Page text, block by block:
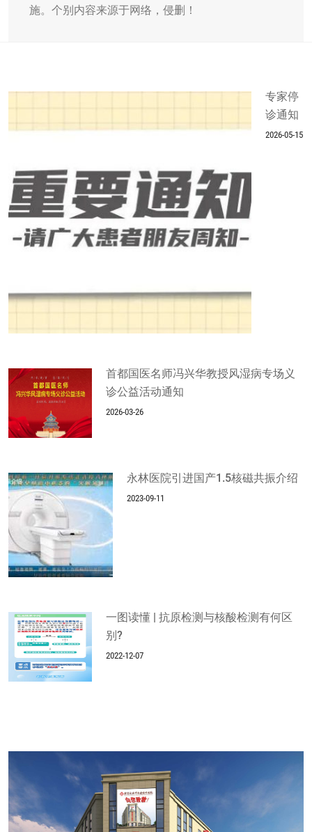
施。个别内容来源于网络，侵删！
专家停
诊通知
2026-05-15
首都国医名师冯兴华教授风湿病专场义
诊公益活动通知
2026-03-26
永林医院引进国产1.5核磁共振介绍
2023-09-11
一图读懂 | 抗原检测与核酸检测有何区
别?
2022-12-07